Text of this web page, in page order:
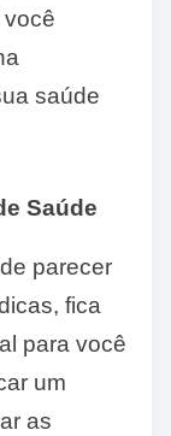
saúde
Saúde
parecer
fica
para você
um
as